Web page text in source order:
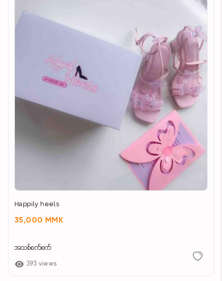
Happily heels
35,000 MMK
အသစ်စက်စက်
393 views